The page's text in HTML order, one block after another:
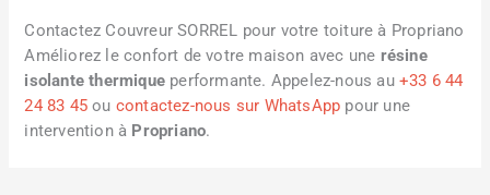
Contactez Couvreur SORREL pour votre toiture à Propriano
Améliorez le confort de votre maison avec une résine
isolante thermique performante. Appelez-nous au+33 6 44
24 83 45 ou contactez-nous sur WhatsApp pour une
intervention à Propriano.